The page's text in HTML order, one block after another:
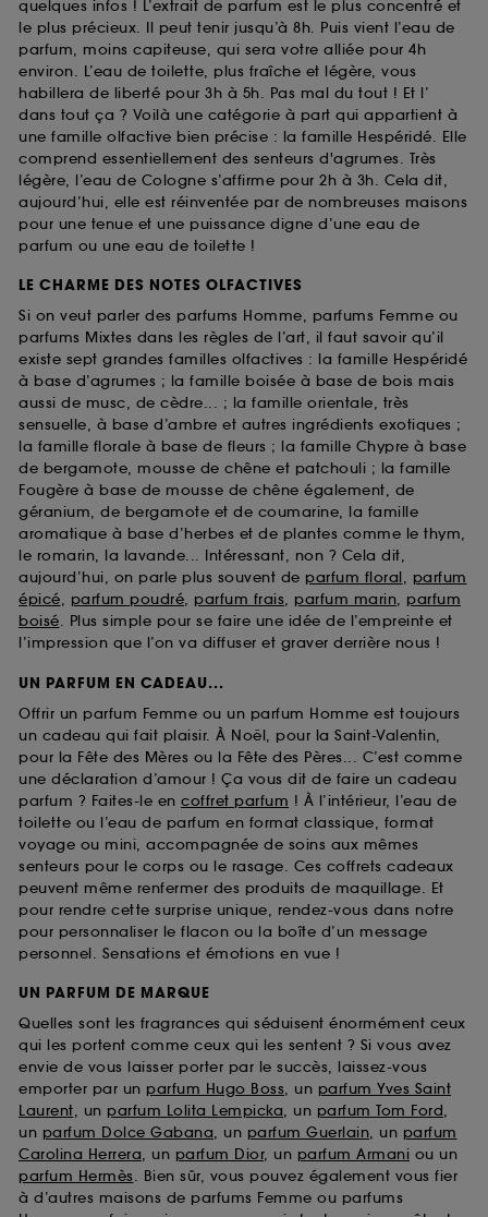
quelques infos ! L’extrait de parfum est le plus concentré et
le plus précieux. Il peut tenir jusqu’à 8h. Puis vient l’eau de
parfum, moins capiteuse, qui sera votre alliée pour 4h
environ. L’eau de toilette, plus fraîche et légère, vous
habillera de liberté pour 3h à 5h. Pas mal du tout ! Et l’
dans tout ça ? Voilà une catégorie à part qui appartient à
une famille olfactive bien précise : la famille Hespéridé. Elle
comprend essentiellement des senteurs d'agrumes. Très
légère, l’eau de Cologne s’affirme pour 2h à 3h. Cela dit,
aujourd’hui, elle est réinventée par de nombreuses maisons
pour une tenue et une puissance digne d’une eau de
parfum ou une eau de toilette !
LE CHARME DES NOTES OLFACTIVES
Si on veut parler des parfums Homme, parfums Femme ou
parfums Mixtes dans les règles de l’art, il faut savoir qu’il
existe sept grandes familles olfactives : la famille Hespéridé
à base d’agrumes ; la famille boisée à base de bois mais
aussi de musc, de cèdre... ; la famille orientale, très
sensuelle, à base d’ambre et autres ingrédients exotiques ;
la famille florale à base de fleurs ; la famille Chypre à base
de bergamote, mousse de chêne et patchouli ; la famille
Fougère à base de mousse de chêne également, de
géranium, de bergamote et de coumarine, la famille
aromatique à base d’herbes et de plantes comme le thym,
le romarin, la lavande... Intéressant, non ? Cela dit,
aujourd’hui, on parle plus souvent de parfum floral, parfum
épicé, parfum poudré, parfum frais, parfum marin, parfum
boisé. Plus simple pour se faire une idée de l’empreinte et
l’impression que l’on va diffuser et graver derrière nous !
UN PARFUM EN CADEAU...
Offrir un parfum Femme ou un parfum Homme est toujours
un cadeau qui fait plaisir. À Noël, pour la Saint-Valentin,
pour la Fête des Mères ou la Fête des Pères... C’est comme
une déclaration d’amour ! Ça vous dit de faire un cadeau
parfum ? Faites-le en coffret parfum ! À l’intérieur, l’eau de
toilette ou l’eau de parfum en format classique, format
voyage ou mini, accompagnée de soins aux mêmes
senteurs pour le corps ou le rasage. Ces coffrets cadeaux
peuvent même renfermer des produits de maquillage. Et
pour rendre cette surprise unique, rendez-vous dans notre
pour personnaliser le flacon ou la boîte d’un message
personnel. Sensations et émotions en vue !
UN PARFUM DE MARQUE
Quelles sont les fragrances qui séduisent énormément ceux
qui les portent comme ceux qui les sentent ? Si vous avez
envie de vous laisser porter par le succès, laissez-vous
emporter par un parfum Hugo Boss, un parfum Yves Saint
Laurent, un parfum Lolita Lempicka, un parfum Tom Ford,
un parfum Dolce Gabana, un parfum Guerlain, un parfum
Carolina Herrera, un parfum Dior, un parfum Armani ou un
parfum Hermès. Bien sûr, vous pouvez également vous fier
à d’autres maisons de parfums Femme ou parfums